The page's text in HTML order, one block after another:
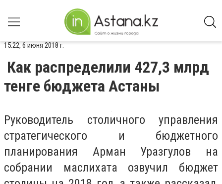
15:22, 6 июня 2018 г.
Как распределили 427,3 млрд
тенге бюджета Астаны
Руководитель столичного управления
стратегического и бюджетного
планирования Арман Уразгулов на
собрании маслихата озвучил бюджет